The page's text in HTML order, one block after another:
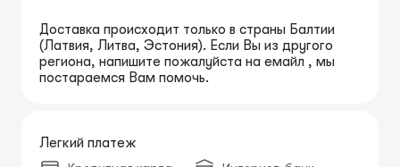
Доставка происходит только в страны Балтии
(Латвия, Литва, Эстония). Если Вы из другого
региона, напишите пожалуйста на емайл , мы
постараемся Вам помочь.
Легкий платеж